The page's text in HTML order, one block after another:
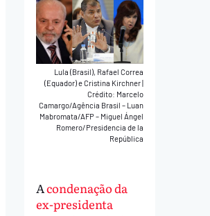
Lula (Brasil), Rafael Correa
(Equador) e Cristina Kirchner
Crédito: Marcelo
Camargo/Agência Brasil – Luan
Mabromata/AFP – Miguel Ángel
Romero/Presidencia de la
República
Acondenação da
ex-presidenta